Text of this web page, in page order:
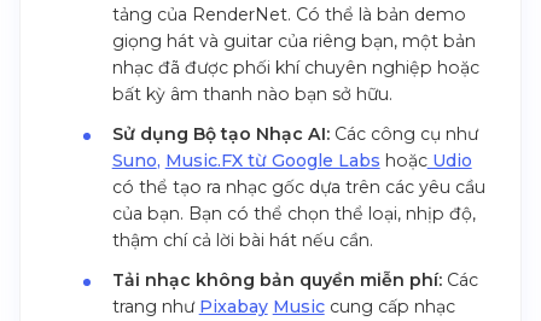
tảng của RenderNet. Có thể là bản demo
giọng hát và guitar của riêng bạn, một bản
nhạc đã được phối khí chuyên nghiệp hoặc
bất kỳ âm thanh nào bạn sở hữu.
Sử dụng Bộ tạo Nhạc AI: Các công cụ như
Suno, Music.FX từ Google Labs hoặcUdio
có thể tạo ra nhạc gốc dựa trên các yêu cầu
của bạn. Bạn có thể chọn thể loại, nhịp độ,
thậm chí cả lời bài hát nếu cần.
Tải nhạc không bản quyền miễn phí: Các
trang như Pixabay Musiccung cấp nhạc